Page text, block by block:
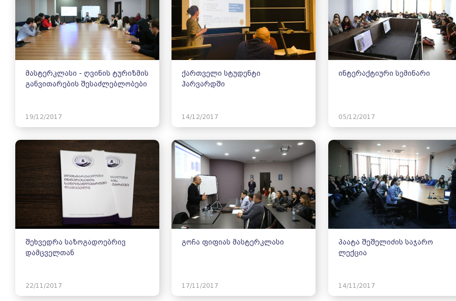
მასტერკლასი - ღვინის ტურიზმის
განვითარების შესაძლებლობები
19/12/2017
ქართველი სტუდენტი
ჰარვარდში
14/12/2017
ინტერაქტიური სემინარი
05/12/2017
შეხვედრა საზოგადოებრივ
დამცველთან
22/11/2017
გოჩა ფიფიას მასტერკლასი
17/11/2017
პაატა შეშელიძის საჯარო
ლექცია
14/11/2017